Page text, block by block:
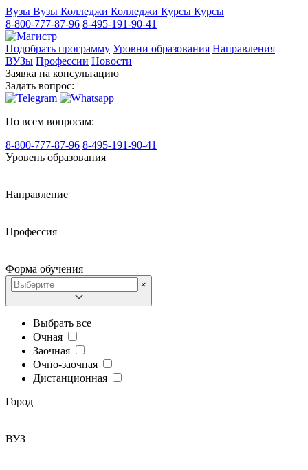
Вузы Вузы Колледжи Колледжи Курсы Курсы
8-800-777-87-96 8-495-191-90-41
Подобрать программу Уровни образования Направления
ВУЗы Профессии Новости
Заявка на консультацию
Задать вопрос:
По всем вопросам:
8-800-777-87-96 8-495-191-90-41
Уровень образования
Направление
Профессия
Форма обучения
×
Выбрать все
Очная
Заочная
Очно-заочная
Дистанционная
Город
ВУЗ